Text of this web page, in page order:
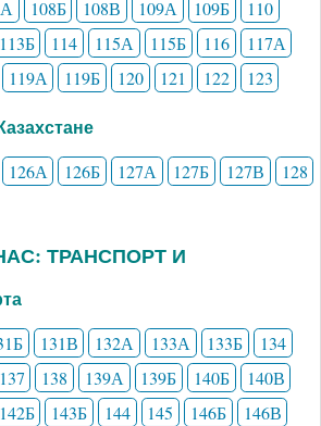
108Б 108В 109А 109Б
110
113Б 114 115А 115Б 116
117А
119А 119Б 120 121 122 123
126А 126Б 127А 127Б 127В
128
ТРАНСПОРТ И
131В 132А 133А 133Б
134
137 138 139А 139Б 140Б
140В
142Б 143Б 144 145 146Б
146В